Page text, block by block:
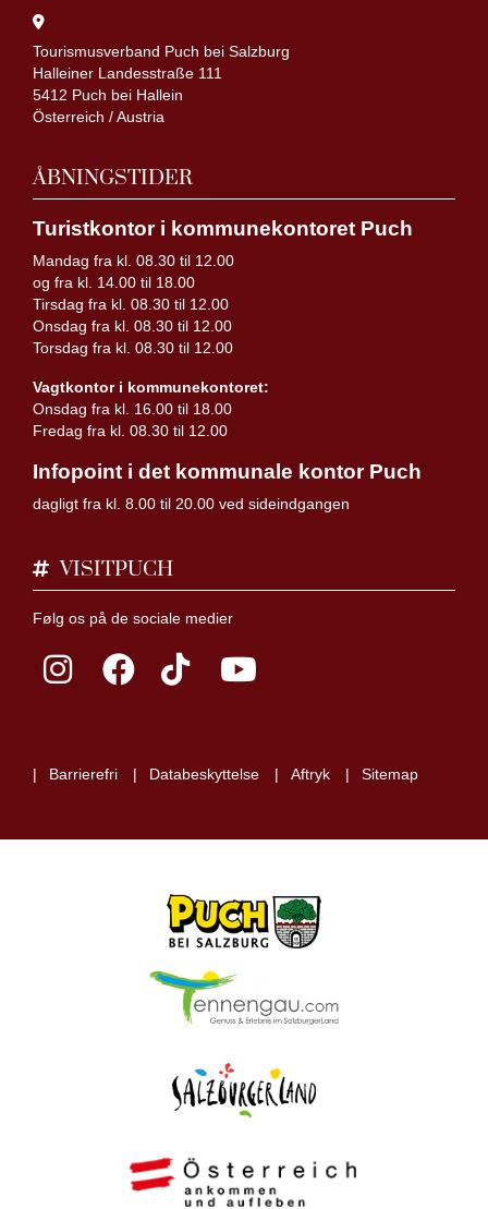
Tourismusverband Puch bei Salzburg
Halleiner Landesstraße 111
5412 Puch bei Hallein
Österreich / Austria
ÅBNINGSTIDER
Turistkontor i kommunekontoret Puch
Mandag fra kl. 08.30 til 12.00
og fra kl. 14.00 til 18.00
Tirsdag fra kl. 08.30 til 12.00
Onsdag fra kl. 08.30 til 12.00
Torsdag fra kl. 08.30 til 12.00
Vagtkontor i kommunekontoret:
Onsdag fra kl. 16.00 til 18.00
Fredag fra kl. 08.30 til 12.00
Infopoint i det kommunale kontor Puch
dagligt fra kl. 8.00 til 20.00 ved sideindgangen
VISITPUCH
Følg os på de sociale medier
Barrierefri Databeskyttelse Aftryk Sitemap